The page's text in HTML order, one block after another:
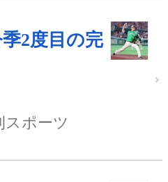
2度目の完
スポーツ